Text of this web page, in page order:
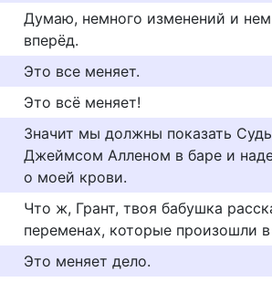
Думаю, немного изменений и
вперёд.
Это все меняет.
Это всё меняет!
Значит мы должны показать
Джеймсом Алленом в баре и
о моей крови.
Что ж, Грант, твоя бабушка
переменах, которые произошли
Это меняет дело.